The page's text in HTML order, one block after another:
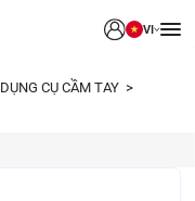
VI
DỤNG CỤ CẦM TAY